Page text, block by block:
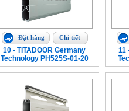
Đặt hàng Chi tiết
10 - TITADOOR Germany
Technology PH525S-01-20
11